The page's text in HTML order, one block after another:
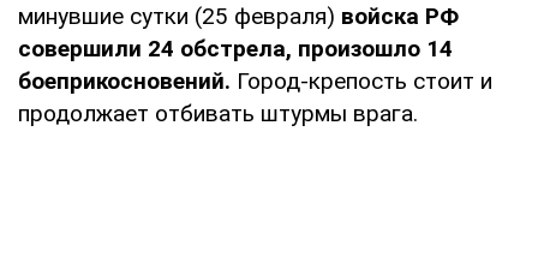
минувшие сутки (25 февраля) войска РФ
совершили 24 обстрела, произошло 14
боеприкосновений. Город-крепость стоит и
продолжает отбивать штурмы врага.